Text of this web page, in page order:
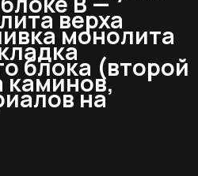
верха
монолита
блока (второй
каминов,
на